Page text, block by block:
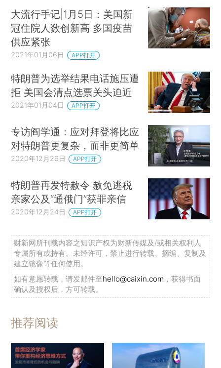
大流行手记|1月5日：美国新
冠住院人数创新高 多国疫苗
供应紧张
2021年01月06日 APP打开
特朗普为选举结果电话施压遭
拒 美国会清点选票关头迫近
2021年01月04日 APP打开
专访阎学通：应对拜登将比应
对特朗普更复杂，而非更简单
2020年12月26日 APP打开
特朗普再发特赦令 赦免逃税
亲家公及“通俄门”获罪亲信
2020年12月24日 APP打开
财新网所刊载内容之知识产权为财新传媒及/或相关权利人
专属所有或持有。未经许可，禁止进行转载、摘编、复制及
建立镜像等任何使用。
如有意愿转载，请发邮件至hello@caixin.com ，获得书面
确认及授权后，方可转载。
推荐阅读